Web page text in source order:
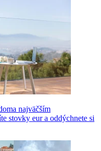
najväčším
stovky eur a oddýchnete si